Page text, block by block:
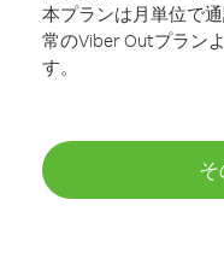
本プランは月単位で
常のViber Outプラン
す。